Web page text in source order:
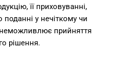
її приховуванні,
у нечіткому чи
прийняття
рішення.